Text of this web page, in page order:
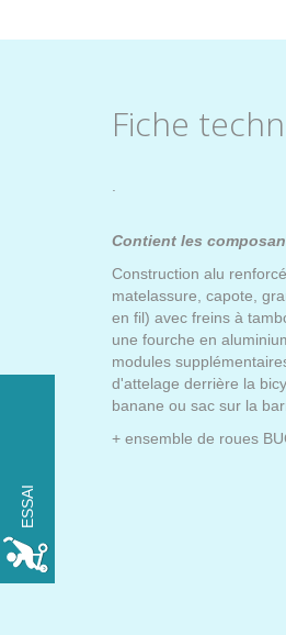
Fiche
Contient les
Construction alu
matelassure, capote,
en fil) avec freins à
une fourche en
modules
d'attelage derrière la
banane ou sac sur la
+ ensemble de roues
ESSAI
ESSAYEZ LE
GRATUITEMENT